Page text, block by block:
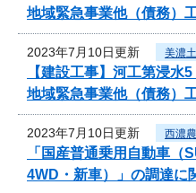
地域緊急事業他（債務）
2023年7月10日更新 美濃
【建設工事】河工第浸
地域緊急事業他（債務）
2023年7月10日更新 西濃
「国産普通乗用自動車（
4WD・新車）」の調達に